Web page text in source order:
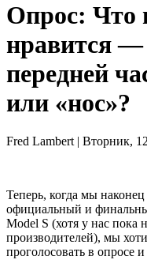
Опрос: Что
нравится
передней
или «нос»?
Fred Lambert| Вторник,
Теперь, когда мы
официальный и
Model S (хотя у нас пока
производителей), мы
проголосовать в опросе